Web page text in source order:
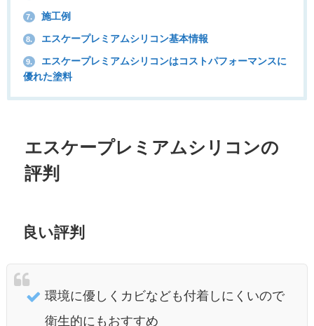
7. 施工例
8. エスケープレミアムシリコン基本情報
9.
エスケープレミアムシリコンはコストパフォーマンスに
優れた塗料
エスケープレミアムシリコンの
評判
良い評判
環境に優しくカビなども付着しにくいので
衛生的にもおすすめ